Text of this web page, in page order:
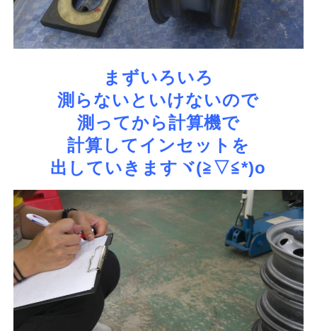
まずいろいろ
測らないといけないので
測ってから計算機で
計算してインセットを
出していきますヾ(≧▽≦*)o